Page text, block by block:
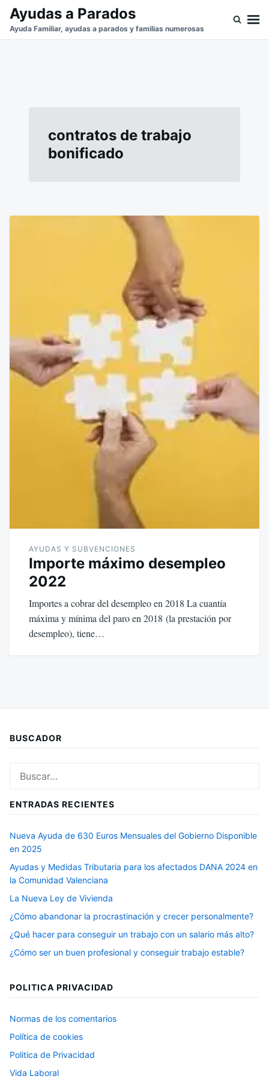
SaltarBuscar:
Ayudas a Parados
Ayuda Familiar, ayudas a parados y familias numerosas
contratos de trabajo
bonificado
AYUDAS Y SUBVENCIONES
Importe máximo desempleo
2022
Importes a cobrar del desempleo en 2018 La cuantía
máxima y mínima del paro en 2018 (la prestación por
desempleo), tiene…
BUSCADOR
ENTRADAS RECIENTES
Nueva Ayuda de 630 Euros Mensuales del Gobierno Disponible
en 2025
Ayudas y Medidas Tributaria para los afectados DANA 2024 en
la Comunidad Valenciana
La Nueva Ley de Vivienda
¿Cómo abandonar la procrastinación y crecer personalmente?
¿Qué hacer para conseguir un trabajo con un salario más alto?
¿Cómo ser un buen profesional y conseguir trabajo estable?
POLITICA PRIVACIDAD
Normas de los comentarios
Política de cookies
Politica de Privacidad
Vida Laboral